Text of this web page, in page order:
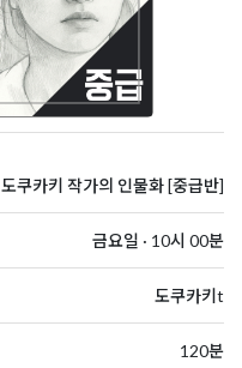
도쿠카키 작가의 인물화 [중급반]
금요일 · 10시 00분
도쿠카키t
120분